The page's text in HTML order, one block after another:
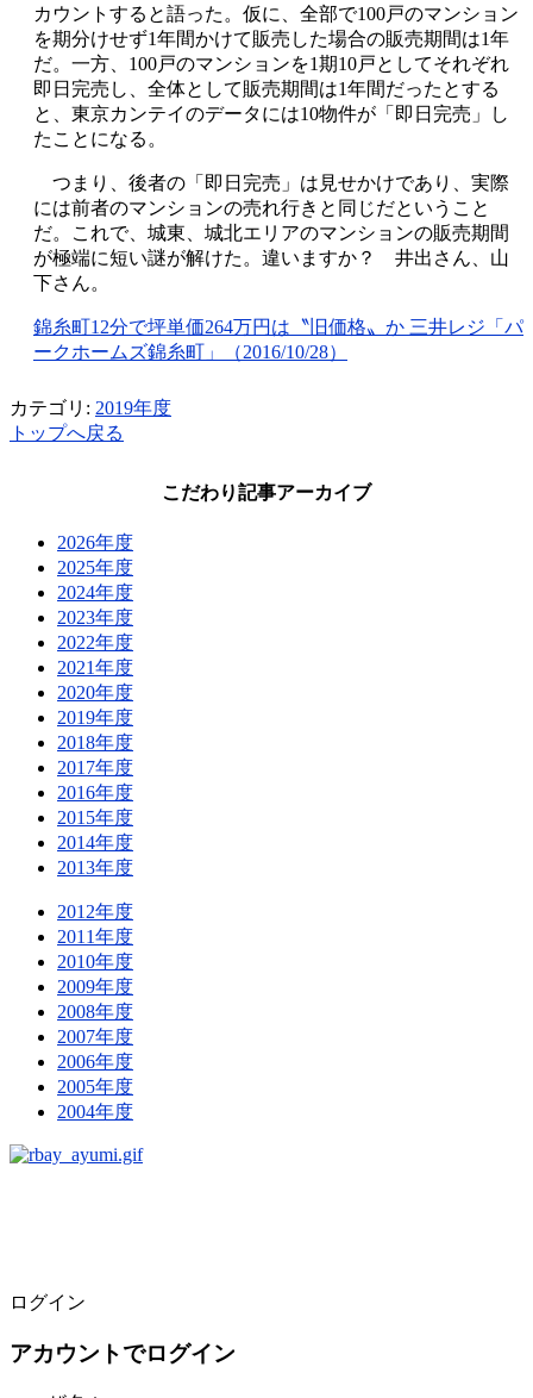
カウントすると語った。仮に、全部で100戸のマンション
を期分けせず1年間かけて販売した場合の販売期間は1年
だ。一方、100戸のマンションを1期10戸としてそれぞれ
即日完売し、全体として販売期間は1年間だったとする
と、東京カンテイのデータには10物件が「即日完売」し
たことになる。
つまり、後者の「即日完売」は見せかけであり、実際
には前者のマンションの売れ行きと同じだということ
だ。これで、城東、城北エリアのマンションの販売期間
が極端に短い謎が解けた。違いますか？ 井出さん、山
下さん。
錦糸町12分で坪単価264万円は〝旧価格〟か 三井レジ「パ
ークホームズ錦糸町」（2016/10/28）
カテゴリ: 2019年度
トップへ戻る
こだわり記事アーカイブ
2026年度
2025年度
2024年度
2023年度
2022年度
2021年度
2020年度
2019年度
2018年度
2017年度
2016年度
2015年度
2014年度
2013年度
2012年度
2011年度
2010年度
2009年度
2008年度
2007年度
2006年度
2005年度
2004年度
ログイン
アカウントでログイン